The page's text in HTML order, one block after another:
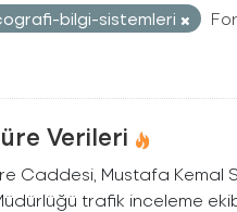
bilgi-sistemleri
Verileri
Caddesi, Mustafa Kemal
trafik inceleme